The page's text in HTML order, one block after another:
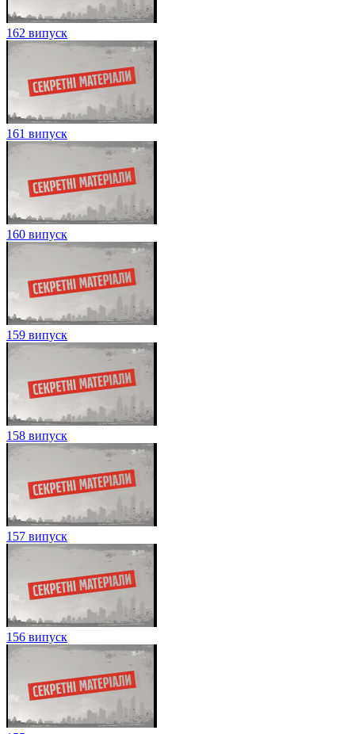
162 випуск
161 випуск
160 випуск
159 випуск
158 випуск
157 випуск
156 випуск